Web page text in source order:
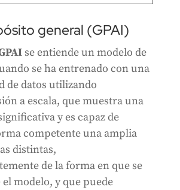
general (GPAI)
se entiende un modelo de
se ha entrenado con una
de datos utilizando
a escala, que muestra una
y es capaz de
competente una amplia
distintas,
de la forma en que se
modelo, y que puede